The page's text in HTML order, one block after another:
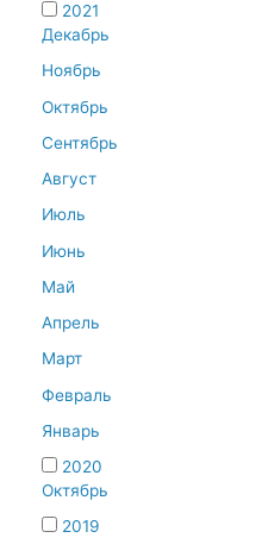
2021
Декабрь
Ноябрь
Октябрь
Сентябрь
Август
Июль
Июнь
Май
Апрель
Март
Февраль
Январь
2020
Октябрь
2019